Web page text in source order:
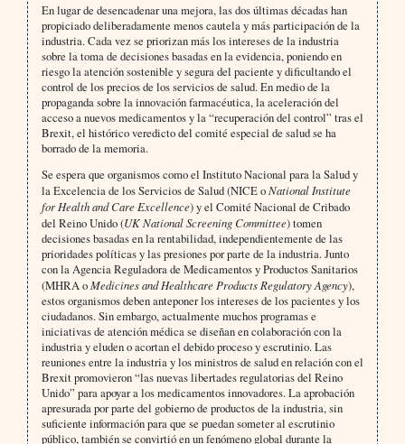
En lugar de desencadenar una mejora, las dos últimas décadas han
propiciado deliberadamente menos cautela y más participación de la
industria. Cada vez se priorizan más los intereses de la industria
sobre la toma de decisiones basadas en la evidencia, poniendo en
riesgo la atención sostenible y segura del paciente y dificultando el
control de los precios de los servicios de salud. En medio de la
propaganda sobre la innovación farmacéutica, la aceleración del
acceso a nuevos medicamentos y la “recuperación del control” tras el
Brexit, el histórico veredicto del comité especial de salud se ha
borrado de la memoria.
Se espera que organismos como el Instituto Nacional para la Salud y
la Excelencia de los Servicios de Salud (NICE oNational Institute
for Health and Care Excellence) y el Comité Nacional de Cribado
del Reino Unido (UK National Screening Committee) tomen
decisiones basadas en la rentabilidad, independientemente de las
prioridades políticas y las presiones por parte de la industria. Junto
con la Agencia Reguladora de Medicamentos y Productos Sanitarios
(MHRA oMedicines and Healthcare Products Regulatory Agency),
estos organismos deben anteponer los intereses de los pacientes y los
ciudadanos. Sin embargo, actualmente muchos programas e
iniciativas de atención médica se diseñan en colaboración con la
industria y eluden o acortan el debido proceso y escrutinio. Las
reuniones entre la industria y los ministros de salud en relación con el
Brexit promovieron “las nuevas libertades regulatorias del Reino
Unido” para apoyar a los medicamentos innovadores. La aprobación
apresurada por parte del gobierno de productos de la industria, sin
suficiente información para que se puedan someter al escrutinio
público, también se convirtió en un fenómeno global durante la